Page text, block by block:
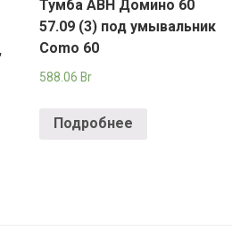
Тумба АВН Домино 60
57.09 (3) под умывальник
Como 60
588.06 Br
Подробнее